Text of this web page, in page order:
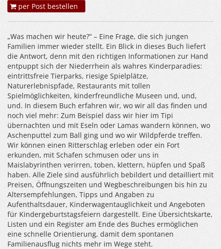
per Post bestellen
„Was machen wir heute?“ – Eine Frage, die sich jungen
Familien immer wieder stellt. Ein Blick in dieses Buch liefert
die Antwort, denn mit den richtigen Informationen zur Hand
entpuppt sich der Niederrhein als wahres Kinderparadies:
eintrittsfreie Tierparks, riesige Spielplätze,
Naturerlebnispfade, Restaurants mit tollen
Spielmöglichkeiten, kinderfreundliche Museen und, und,
und. In diesem Buch erfahren wir, wo wir all das finden und
noch viel mehr: Zum Beispiel dass wir hier im Tipi
übernachten und mit Eseln oder Lamas wandern können, wo
Aschenputtel zum Ball ging und wo wir Wildpferde treffen.
Wir können einen Ritterschlag erleben oder ein Fort
erkunden, mit Schafen schmusen oder uns in
Maislabyrinthen verirren, toben, klettern, hüpfen und Spaß
haben. Alle Ziele sind ausführlich bebildert und detailliert mit
Preisen, Öffnungszeiten und Wegbeschreibungen bis hin zu
Altersempfehlungen, Tipps und Angaben zu
Aufenthaltsdauer, Kinderwagentauglichkeit und Angeboten
für Kindergeburtstagsfeiern dargestellt. Eine Übersichtskarte,
Listen und ein Register am Ende des Buches ermöglichen
eine schnelle Orientierung, damit dem spontanen
Familienausflug nichts mehr im Wege steht.